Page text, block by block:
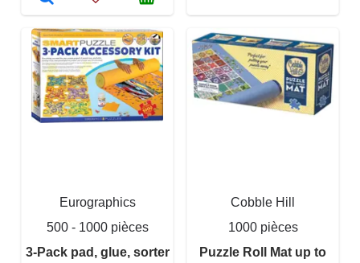
Eurographics
500 - 1000 pièces
3-Pack pad, glue, sorter
Cobble Hill
1000 pièces
Puzzle Roll Mat up to